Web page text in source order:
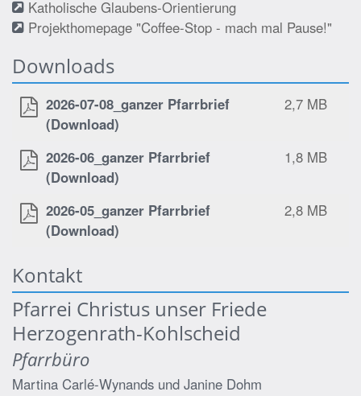
Katholische Glaubens-Orientierung
Projekthomepage "Coffee-Stop - mach mal Pause!"
Downloads
2026-07-08_ganzer Pfarrbrief
(Download)
2,7 MB
2026-06_ganzer Pfarrbrief
(Download)
1,8 MB
2026-05_ganzer Pfarrbrief
(Download)
2,8 MB
Kontakt
Pfarrei Christus unser Friede
Herzogenrath-Kohlscheid
Pfarrbüro
Martina Carlé-Wynands und Janine Dohm